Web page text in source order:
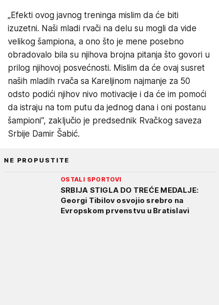
„Efekti ovog javnog treninga mislim da će biti
izuzetni. Naši mladi rvači na delu su mogli da vide
velikog šampiona, a ono što je mene posebno
obradovalo bila su njihova brojna pitanja što govori u
prilog njihovoj posvećnosti. Mislim da će ovaj susret
naših mladih rvača sa Kareljinom najmanje za 50
odsto podići njihov nivo motivacije i da će im pomoći
da istraju na tom putu da jednog dana i oni postanu
šampioni“, zaključio je predsednik Rvačkog saveza
Srbije Damir Šabić.
NE PROPUSTITE
OSTALI SPORTOVI
SRBIJA STIGLA DO TREĆE MEDALJE:
Georgi Tibilov osvojio srebro na
Evropskom prvenstvu u Bratislavi